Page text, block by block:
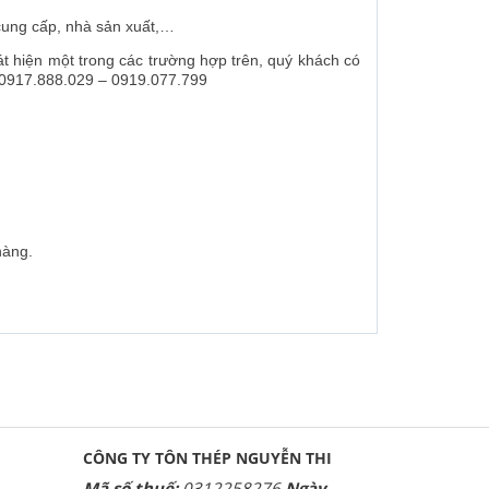
cấp, nhà sản xuất,…
hiện một trong các trường hợp trên, quý khách có
– 0919.077.799
CÔNG TY TÔN THÉP NGUYỄN THI